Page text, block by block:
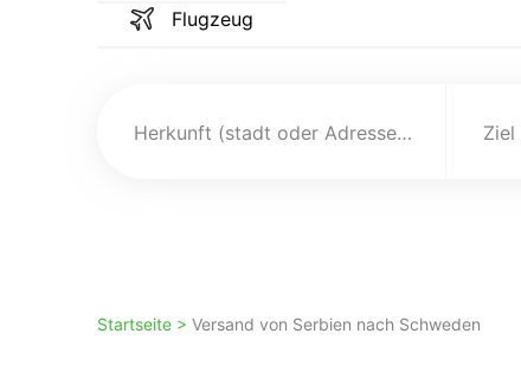
Flugzeug
Herkunft (stadt oder Adresse)
Startseite > Versand von Serbien nach Schweden